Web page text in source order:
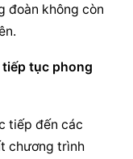
đoàn không còn
tiếp tục phong
tiếp đến các
chương trình